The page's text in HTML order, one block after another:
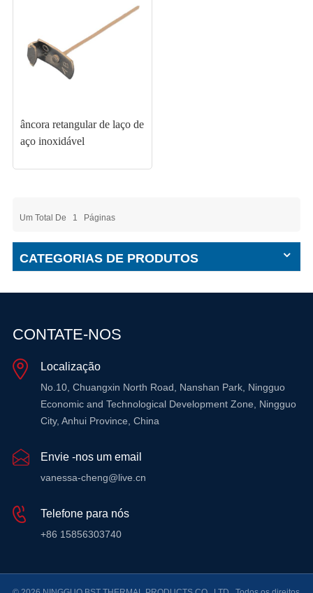
âncora retangular de laço de
aço inoxidável
Um Total De 1 Páginas
CATEGORIAS DE PRODUTOS
CONTATE-NOS
Localização
No.10, Chuangxin North Road, Nanshan Park, Ningguo
Economic and Technological Development Zone, Ningguo
City, Anhui Province, China
Envie -nos um email
vanessa-cheng@live.cn
Telefone para nós
+86 15856303740